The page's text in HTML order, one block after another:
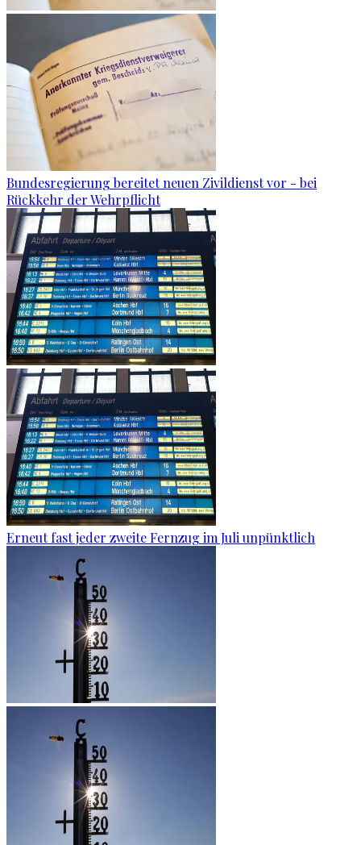
Bundesregierung bereitet neuen Zivildienst vor - bei
Rückkehr der Wehrpflicht
Erneut fast jeder zweite Fernzug im Juli unpünktlich